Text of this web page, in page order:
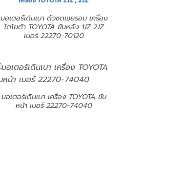
มอเตอร์เดินเบา ตัวชดเชยรอบ เครื่อง
โตโยต้า TOYOTA ขับหลัง 1JZ 2JZ
เบอร์ 22270-70120
มอเตอร์เดินเบา เครื่อง TOYOTA ขับ
หน้า เบอร์ 22270-74040